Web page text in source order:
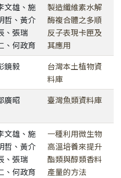
文雄、施
哲、黃介
、張瑞
、何政育
製造纖維素水解
酶複合體之多順
反子表現卡匣及
其應用
鏡毅
台灣本土植物資
料庫
廣昭 臺灣魚類資料庫
文雄、施
哲、黃介
、張瑞
、何政育
一種利用微生物
高溫培養來提升
酯類與醇類香料
產量的方法